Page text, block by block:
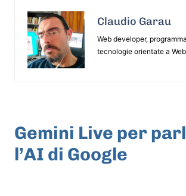
Claudio Garau
Web developer,
tecnologie orientate a
Gemini Live per
l’AI di Google